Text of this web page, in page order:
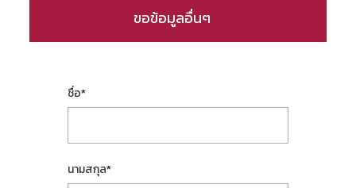
ขอข้อมูลอื่นๆ
ชื่อ*
นามสกุล*